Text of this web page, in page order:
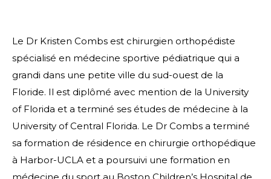
Le Dr Kristen Combs est chirurgien orthopédiste
spécialisé en médecine sportive pédiatrique qui a
grandi dans une petite ville du sud-ouest de la
Floride. Il est diplômé avec mention de la University
of Florida et a terminé ses études de médecine à la
University of Central Florida. Le Dr Combs a terminé
sa formation de résidence en chirurgie orthopédique
à Harbor-UCLA et a poursuivi une formation en